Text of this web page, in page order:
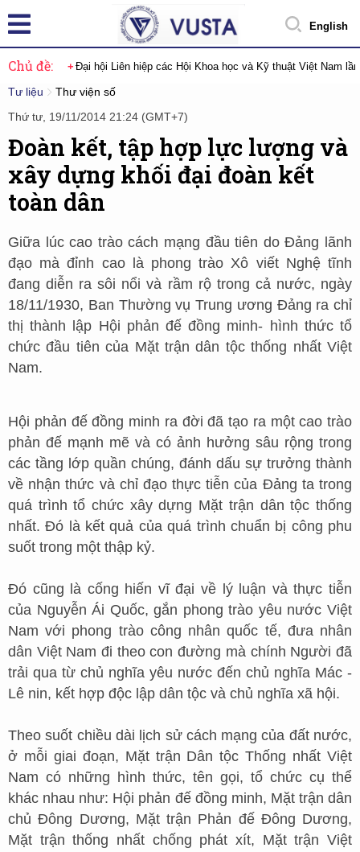
English
Chủ đề: Đại hội Liên hiệp các Hội Khoa học và Kỹ thuật Việt Nam
Tư liệu
Thư viện số
Thứ tư, 19/11/2014 21:24 (GMT+7)
Đoàn kết, tập hợp lực lượng và
xây dựng khối đại đoàn kết
toàn dân
Giữa lúc cao trào cách mạng đầu tiên do Đảng lãnh
đạo mà đỉnh cao là phong trào Xô viết Nghệ tĩnh
đang diễn ra sôi nổi và rầm rộ trong cả nước, ngày
18/11/1930, Ban Thường vụ Trung ương Đảng ra chỉ
thị thành lập Hội phản đế đồng minh- hình thức tổ
chức đầu tiên của Mặt trận dân tộc thống nhất Việt
Nam.
Hội phản đế đồng minh ra đời đã tạo ra một cao trào
phản đế mạnh mẽ và có ảnh hưởng sâu rộng trong
các tầng lớp quần chúng, đánh dấu sự trưởng thành
về nhận thức và chỉ đạo thực tiễn của Đảng ta trong
quá trình tổ chức xây dựng Mặt trận dân tộc thống
nhất. Đó là kết quả của quá trình chuẩn bị công phu
suốt trong một thập kỷ.
Đó cũng là cống hiến vĩ đại về lý luận và thực tiễn
của Nguyễn Ái Quốc, gắn phong trào yêu nước Việt
Nam với phong trào công nhân quốc tế, đưa nhân
dân Việt Nam đi theo con đường mà chính Người đã
trải qua từ chủ nghĩa yêu nước đến chủ nghĩa Mác -
Lê nin, kết hợp độc lập dân tộc và chủ nghĩa xã hội.
Theo suốt chiều dài lịch sử cách mạng của đất nước,
ở mỗi giai đoạn, Mặt trận Dân tộc Thống nhất Việt
Nam có những hình thức, tên gọi, tổ chức cụ thể
khác nhau như: Hội phản đế đồng minh, Mặt trận dân
chủ Đông Dương, Mặt trận Phản đế Đông Dương,
Mặt trận thống nhất chống phát xít, Mặt trận Việt